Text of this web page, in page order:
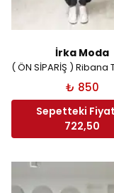
İrka Moda
₺ 850
Sepetteki
722,50